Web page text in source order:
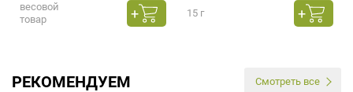
весовой
товар
15 г
РЕКОМЕНДУЕМ Смотреть все